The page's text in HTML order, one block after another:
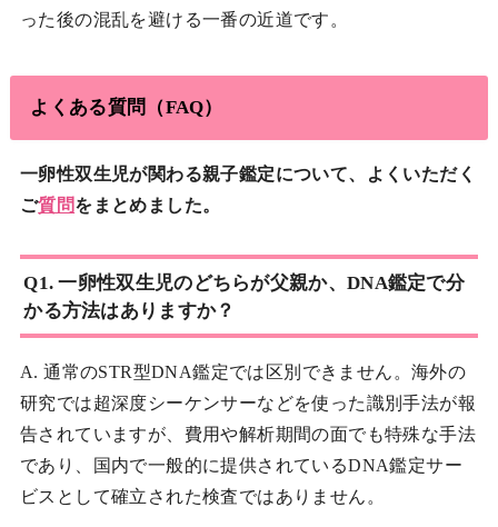
った後の混乱を避ける一番の近道です。
よくある質問（FAQ）
一卵性双生児が関わる親子鑑定について、よくいただく
ご質問をまとめました。
Q1. 一卵性双生児のどちらが父親か、DNA鑑定で分
かる方法はありますか？
A. 通常のSTR型DNA鑑定では区別できません。海外の
研究では超深度シーケンサーなどを使った識別手法が報
告されていますが、費用や解析期間の面でも特殊な手法
であり、国内で一般的に提供されているDNA鑑定サー
ビスとして確立された検査ではありません。